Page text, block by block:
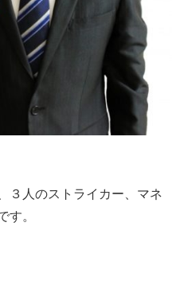
３人のストライカー、マネ
す。